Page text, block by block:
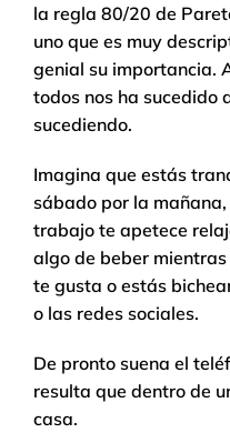
la regla 80/20 de
uno que es muy
genial su importancia.
todos nos ha sucedido
sucediendo.
Imagina que estás
sábado por la
trabajo te apetece
algo de beber
te gusta o estás
o las redes sociales.
De pronto suena el
resulta que dentro de
casa.